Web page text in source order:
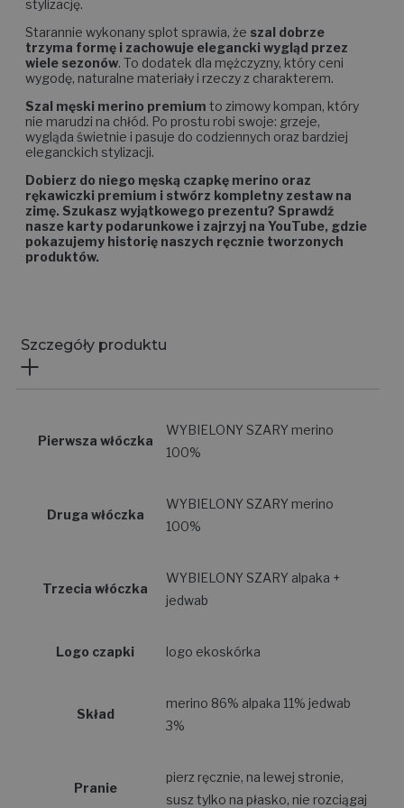
stylizację.
Starannie wykonany splot sprawia, że szal dobrze
trzyma formę i zachowuje elegancki wygląd przez
wiele sezonów. To dodatek dla mężczyzny, który ceni
wygodę, naturalne materiały i rzeczy z charakterem.
Szal męski merino premium to zimowy kompan, który
nie marudzi na chłód. Po prostu robi swoje: grzeje,
wygląda świetnie i pasuje do codziennych oraz bardziej
eleganckich stylizacji.
Dobierz do niego męską czapkę merino oraz
rękawiczki premium i stwórz kompletny zestaw na
zimę. Szukasz wyjątkowego prezentu? Sprawdź
nasze karty podarunkowe i zajrzyj na YouTube, gdzie
pokazujemy historię naszych ręcznie tworzonych
produktów.
Szczegóły produktu
Pierwsza włóczka
WYBIELONY SZARY merino
100%
Druga włóczka
WYBIELONY SZARY merino
100%
Trzecia włóczka
WYBIELONY SZARY alpaka +
jedwab
Logo czapki logo ekoskórka
Skład
merino 86% alpaka 11% jedwab
3%
Pranie
pierz ręcznie, na lewej stronie,
susz tylko na płasko, nie rozciągaj